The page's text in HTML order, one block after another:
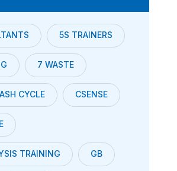
5S TRAINERS
7 WASTE
CYCLE CSENSE
TRAINING GB